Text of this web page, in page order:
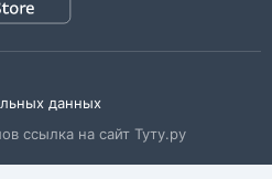
данных
ссылка на сайт Туту.ру